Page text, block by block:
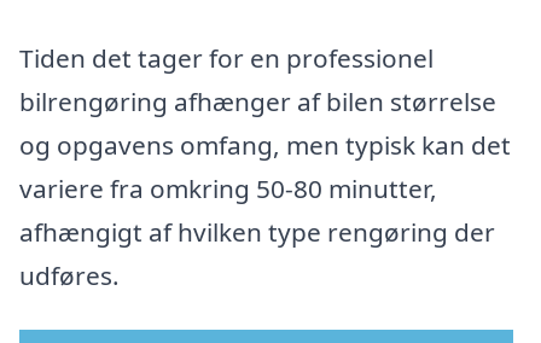
Tiden det tager for en professionel
bilrengøring afhænger af bilen størrelse
og opgavens omfang, men typisk kan det
variere fra omkring 50-80 minutter,
afhængigt af hvilken type rengøring der
udføres.